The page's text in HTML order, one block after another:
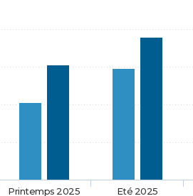
Printemps 2025 Eté 2025